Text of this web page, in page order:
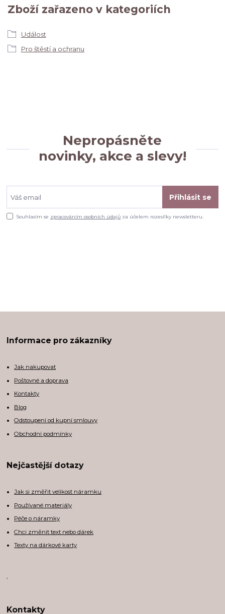
Zboží zařazeno v kategoriích
Událost
Pro štěstí a ochranu
Nepropásněte
novinky, akce a slevy!
Přihlásit se
Souhlasím se zpracováním osobních údajů za účelem rozesílky newsletteru.
Informace pro zákazníky
Jak nakupovat
Poštovné a doprava
Kontakty
Blog
Odstoupení od kupní smlouvy
Obchodní podmínky
Nejčastější dotazy
Jak si změřit velikost náramku
Používané materiály
Péče o náramky
Chci změnit text nebo dárek
Texty na dárkové karty
,
Kontakty